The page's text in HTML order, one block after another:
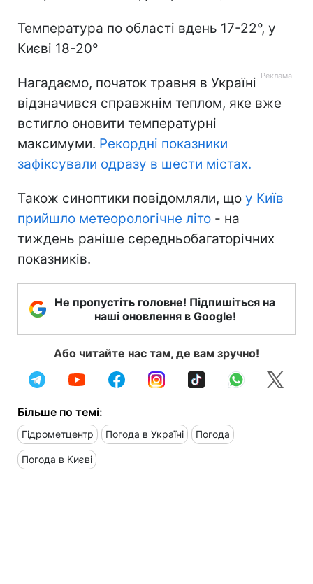
Температура по області вдень 17-22°, у
Києві 18-20°
Нагадаємо, початок травня в Україні
відзначився справжнім теплом, яке вже
встигло оновити температурні
максимуми. Рекордні показники
зафіксували одразу в шести містах.
Також синоптики повідомляли, що у Київ
прийшло метеорологічне літо - на
тиждень раніше середньобагаторічних
показників.
Не пропустіть головне! Підпишіться на
наші оновлення в Google!
Або читайте нас там, де вам зручно!
Більше по темі:
Гідрометцентр Погода в Україні Погода
Погода в Києві